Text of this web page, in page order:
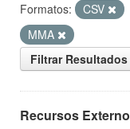
Formatos:
CSV
MMA
Filtrar Resultados
Recursos